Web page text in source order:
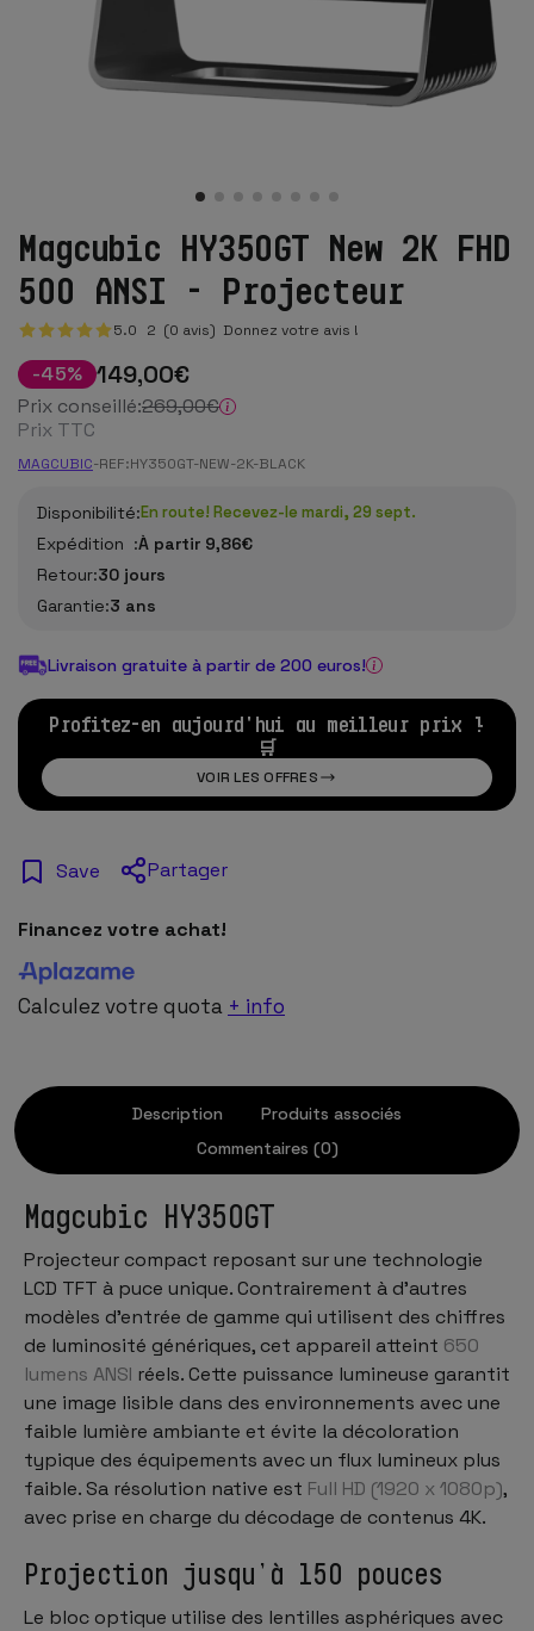
Magcubic HY350GT New 2K FHD
500 ANSI - Projecteur
5.0 2 (0 avis) Donnez votre avis !
-45% 149,00€
Prix conseillé:269,00€
Prix TTC
MAGCUBIC-REF:HY350GT-NEW-2K-BLACK
Disponibilité:En route! Recevez-le mardi, 29 sept.
Expédition :À partir 9,86€
Retour:30 jours
Garantie:3 ans
Livraison gratuite à partir de 200 euros!
Profitez-en aujourd'hui au meilleur prix !
🛒
VOIR LES OFFRES
Save Partager
Financez votre achat!
Calculez votre quota + info
Description
Produits associés
Commentaires (0)
Magcubic HY350GT
Projecteur compact reposant sur une technologie
LCD TFT à puce unique. Contrairement à d’autres
modèles d’entrée de gamme qui utilisent des chiffres
de luminosité génériques, cet appareil atteint 650
lumens ANSI réels. Cette puissance lumineuse garantit
une image lisible dans des environnements avec une
faible lumière ambiante et évite la décoloration
typique des équipements avec un flux lumineux plus
faible. Sa résolution native est Full HD (1920 x 1080p),
avec prise en charge du décodage de contenus 4K.
Projection jusqu’à 150 pouces
Le bloc optique utilise des lentilles asphériques avec